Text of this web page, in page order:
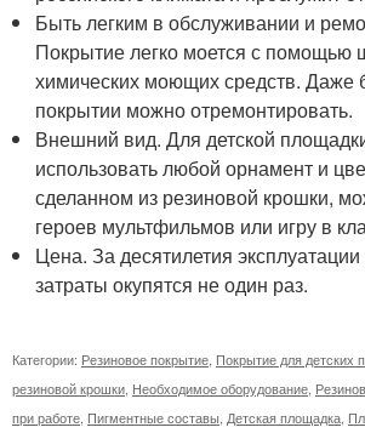
Быть легким в обслуживании и
Покрытие легко моется с помощью
химических моющих средств. Даже
покрытии можно отремонтировать.
Внешний вид. Для детской
использовать любой орнамент и
сделанном из резиновой крошки,
героев мультфильмов или игру в
Цена. За десятилетия
затраты окупятся не один раз.
Категории: Резиновое покрытие Покрытие для детских
резиновой крошки Необходимое оборудование
при работе Пигментные составы Детская площадка